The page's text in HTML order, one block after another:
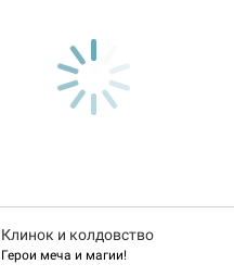
Клинок и колдовство
Герои меча и магии!